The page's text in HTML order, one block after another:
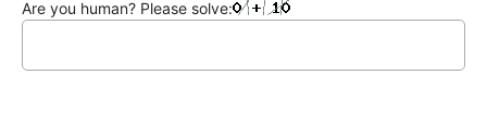
Are you human? Please solve: